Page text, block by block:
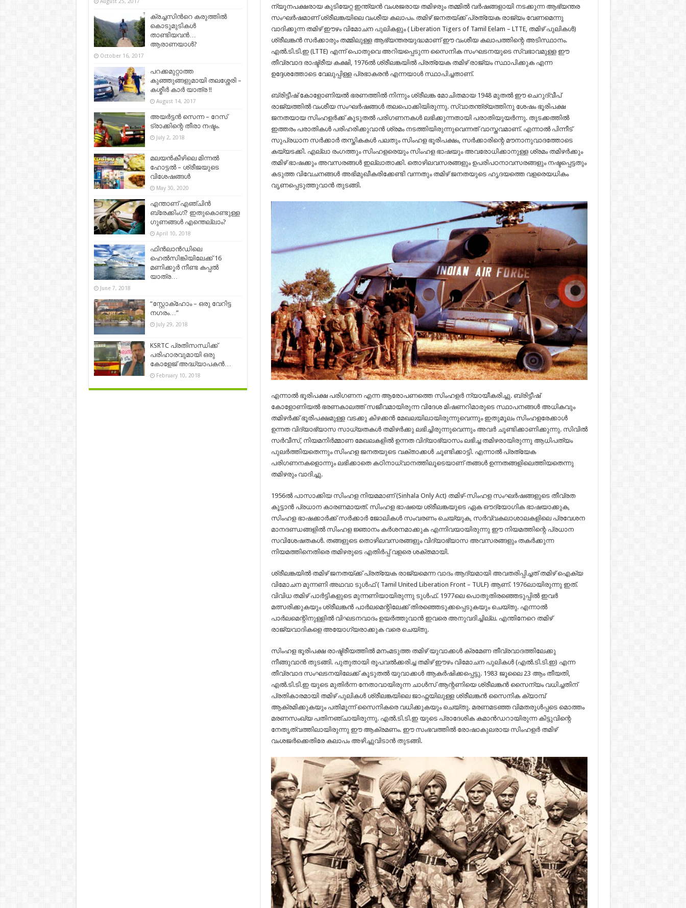
ന്യൂനപക്ഷരായ കുടിയേറ്റ ഇന്ത്യൻ വംശജരായ തമിഴരും തമ്മിൽ വർഷങ്ങളായി നടക്കുന്ന ആഭ്യന്തര
സംഘർഷമാണ് ശ്രീലങ്കയിലെ വംശീയ കലാപം. തമിഴ് ജനതയ്ക്ക് പ്രത്യേക രാജ്യം വേണമെന്നു
വാദിക്കുന്ന തമിഴ് ഈഴം വിമോചന പുലികളും ( Liberation Tigers of Tamil Eelam – LTTE, തമിഴ് പുലികൾ)
ശ്രീലങ്കൻ സർക്കാരും തമ്മിലുള്ള ആഭ്യന്തരയുദ്ധമാണ് ഈ വംശീയ കലാപത്തിന്റെ അടിസ്ഥാനം.
എൽ.ടി.ടി.ഇ (LTTE) എന്ന് പൊതുവെ അറിയപ്പെടുന്ന സൈനിക സംഘടനയുടെ സ്വഭാവമുള്ള ഈ
തീവ്രവാദ രാഷ്ട്രീയ കക്ഷി, 1976ൽ ശ്രീലങ്കയിൽ പ്രത്യേക തമിഴ് രാജ്യം സ്ഥാപിക്കുക എന്ന
ഉദ്ദേശത്തോടെ വേലുപ്പിള്ള പ്രഭാകരൻ എന്നയാൾ സ്ഥാപിച്ചതാണ്.
ബ്രിട്ടീഷ് കോളോണിയൽ ഭരണത്തിൽ നിന്നും ശ്രീലങ്ക മോചിതമായ 1948 മുതൽ ഈ ചെറുദ്വീപ്
രാജ്യത്തിൽ വംശീയ സംഘർഷങ്ങൾ തലപൊക്കിയിരുന്നു. സ്വാതന്ത്ര്യത്തിനു ശേഷം ഭൂരിപക്ഷ
ജനതയായ സിംഹളർക്ക് കൂടുതൽ പരിഗണനകൾ ലഭിക്കുന്നതായി പരാതിയുയർന്നു. തുടക്കത്തിൽ
ഇത്തരം പരാതികൾ പരിഹരിക്കുവാൻ ശ്രമം നടത്തിയിരുന്നുവെന്നത് വാസ്തവമാണ്. എന്നാൽ പിന്നീട്
സുപ്രധാന സർക്കാർ തസ്തികകൾ പലതും സിംഹള ഭൂരിപക്ഷം, സർക്കാരിന്റെ മൗനാനുവാദത്തോടെ
കയ്യടക്കി. എല്ലാ രംഗത്തും സിംഹളരെയും സിംഹള ഭാഷയും അവരോധിക്കാനുള്ള ശ്രമം തമിഴർക്കും
തമിഴ് ഭാഷക്കും അവസരങ്ങൾ ഇല്ലാതാക്കി. തൊഴിലവസരങ്ങളും ഉപരിപഠനാവസരങ്ങളും നഷ്ടപ്പെട്ടതും
കടുത്ത വിവേചനങ്ങൾ അഭിമുഖീകരിക്കേണ്ടി വന്നതും തമിഴ് ജനതയുടെ ഹൃദയത്തെ വളരെയധികം
വൃണപ്പെടുത്തുവാൻ തുടങ്ങി.
എന്നാൽ ഭൂരിപക്ഷ പരിഗണന എന്ന ആരോപണത്തെ സിംഹളർ ന്യായീകരിച്ചു. ബ്രിട്ടീഷ്
കോളോണിയൽ ഭരണകാലത്ത് സജീവമായിരുന്ന വിദേശ മിഷണറിമാരുടെ സ്ഥാപനങ്ങൾ അധികവും
തമിഴർക്ക് ഭൂരിപക്ഷമുള്ള വടക്കു കിഴക്കൻ മേഖലയിലായിരുന്നുവെന്നും ഇതുമൂലം സിംഹളരേക്കാൾ
ഉന്നത വിദ്യാഭ്യാസ സാധ്യതകൾ തമിഴർക്കു ലഭിച്ചിരുന്നുവെന്നും അവർ ചൂണ്ടിക്കാണിക്കുന്നു. സിവിൽ
സർവീസ്, നിയമനിർമ്മാണ മേഖലകളിൽ ഉന്നത വിദ്യാഭ്യാസം ലഭിച്ച തമിഴരായിരുന്നു ആധിപത്യം
പുലർത്തിയതെന്നും സിംഹള ജനതയുടെ വക്താക്കൾ ചൂണ്ടിക്കാട്ടി. എന്നാൽ പ്രത്യേക
പരിഗണനകളൊന്നും ലഭിക്കാതെ കഠിനാധ്വാനത്തിലൂടെയാണ് തങ്ങൾ ഉന്നതങ്ങളിലെത്തിയതെന്നു
തമിഴരും വാദിച്ചു.
1956ൽ പാസാക്കിയ സിംഹള നിയമമാണ് (Sinhala Only Act) തമിഴ്-സിംഹള സംഘർഷങ്ങളുടെ തീവ്രത
കൂട്ടാൻ പ്രധാന കാരണമായത്. സിംഹള ഭാഷയെ ശ്രീലങ്കയുടെ ഏക ഔദ്യോഗിക ഭാഷയാക്കുക,
സിംഹള ഭാഷക്കാർക്ക് സർക്കാർ ജോലികൾ സംവരണം ചെയ്യുക, സർവ്വകലാശാലകളിലെ പ്രവേശന
മാനദണ്ഡങ്ങളിൽ സിംഹള ജ്ഞാനം കർശനമാക്കുക എന്നിവയായിരുന്നു ഈ നിയമത്തിന്റെ പ്രധാന
സവിശേഷതകൾ. തങ്ങളുടെ തൊഴിലവസരങ്ങളും വിദ്യാഭ്യാസ അവസരങ്ങളും തകർക്കുന്ന
നിയമത്തിനെതിരെ തമിഴരുടെ എതിർപ്പ് വളരെ ശക്തമായി.
ശ്രീലങ്കയിൽ തമിഴ് ജനതയ്ക്ക് പ്രത്യേക രാജ്യമെന്ന വാദം ആദ്യമായി അവതരിപ്പിച്ചത് തമിഴ് ഐക്യ
വിമോചന മുന്നണി അഥവാ ടുൾഫ് ( Tamil United Liberation Front – TULF) ആണ്. 1976ലായിരുന്നു ഇത്.
വിവിധ തമിഴ് പാർട്ടികളുടെ മുന്നണിയായിരുന്നു ടുൾഫ്. 1977ലെ പൊതുതിരഞ്ഞെടുപ്പിൽ ഇവർ
മത്സരിക്കുകയും ശ്രീലങ്കൻ പാർലമെന്റിലേക്ക് തിരഞ്ഞെടുക്കപ്പെടുകയും ചെയ്തു. എന്നാൽ
പാർലമെന്റിനുള്ളിൽ വിഘടനവാദം ഉയർത്തുവാൻ ഇവരെ അനുവദിച്ചില്ല. എന്തിനേറെ തമിഴ്
രാജ്യവാ‍ദികളെ അയോഗ്യരാക്കുക വരെ ചെയ്തു.
സിംഹള ഭൂരിപക്ഷ രാഷ്ട്രീയത്തിൽ മനം‌മടുത്ത തമിഴ് യുവാക്കൾ ക്രമേണ തീവ്രവാദത്തിലേക്കു
നീങ്ങുവാൻ തുടങ്ങി. പുതുതായി രൂപവൽക്കരിച്ച തമിഴ് ഈഴം വിമോചന പുലികൾ (എൽ.ടി.ടി.ഇ) എന്ന
തീവ്രവാദ സംഘടനയിലേക്ക് കൂടുതൽ യുവാക്കൾ ആകർഷിക്കപ്പെട്ടു. 1983 ജൂലൈ 23 ആം തീയതി,
എൽ.ടി.ടി.ഇ യുടെ മുതിർന്ന നേതാവായിരുന്ന ചാൾസ് ആന്റണിയെ ശ്രീലങ്കൻ സൈന്യം വധിച്ചതിന്
പ്രതികാരമായി തമിഴ് പുലികൾ ശ്രീലങ്കയിലെ ജാഫ്നയിലുള്ള ശ്രീലങ്കൻ സൈനിക ക്യാമ്പ്
ആക്രമിക്കുകയും പതിമൂന്ന് സൈനികരെ വധിക്കുകയും ചെയ്തു. മരണമടഞ്ഞ വിമതരുൾപ്പടെ മൊത്തം
മരണസംഖ്യ പതിനഞ്ചായിരുന്നു. എൽ.ടി.ടി.ഇ യുടെ പ്രാദേശിക കമാൻഡറായിരുന്ന കിട്ടുവിന്റെ
നേതൃത്വത്തിലായിരുന്നു ഈ ആക്രമണം. ഈ സംഭവത്തിൽ രോഷാകുലരായ സിംഹളർ തമിഴ്
വംശജർക്കെതിരേ കലാപം അഴിച്ചുവിടാൻ തുടങ്ങി.
ക്രച്ചസിന്‍റെ കരുത്തില്‍
കൊടുമുടികള്‍
താണ്ടിയവന്‍…
ആരാണയാള്‍?
October 16, 2017
പറക്കമുറ്റാത്ത
കുഞ്ഞുങ്ങളുമായി തലശ്ശേരി –
കശ്മീര്‍ കാർ യാത്ര !!
August 14, 2017
അയർട്ടൻ സെന്ന – റേസ്‌
ട്രാക്കിന്റെ തീരാ നഷ്ടം.
July 2, 2018
മലയൻകീഴിലെ മിന്നൽ
ഹോട്ടൽ – ശ്രീജയുടെ
വിശേഷങ്ങൾ
May 30, 2020
എന്താണ് എഞ്ചിന്‍
ബ്രേക്കിംഗ്? ഇതുകൊണ്ടുള്ള
ഗുണങ്ങൾ എന്തെല്ലാം?
April 10, 2018
ഫിന്‍ലാന്‍ഡിലെ
ഹെല്‍സിങ്കിയിലേക്ക് 16
മണിക്കൂര്‍ നീണ്ട കപ്പൽ
യാത്ര…
June 7, 2018
“സ്റ്റോക്ഹോം – ഒരു വേറിട്ട
നഗരം…”
July 29, 2018
KSRTC പ്രതിസന്ധിക്ക്
പരിഹാരവുമായി ഒരു
കോളേജ് അദ്ധ്യാപകന്‍…
February 10, 2018